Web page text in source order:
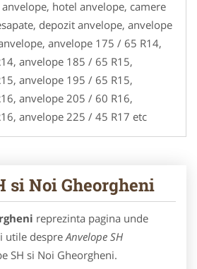
hotel anvelope, camere
depozit anvelope, anvelope
anvelope 175 / 65 R14,
anvelope 185 / 65 R15,
anvelope 195 / 65 R15,
anvelope 205 / 60 R16,
anvelope 225 / 45 R17 etc
si Noi Gheorgheni
reprezinta pagina unde
utile despreAnvelope SH
SH si Noi Gheorgheni.